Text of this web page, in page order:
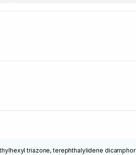
triazone, terephthalylidene dicamphor